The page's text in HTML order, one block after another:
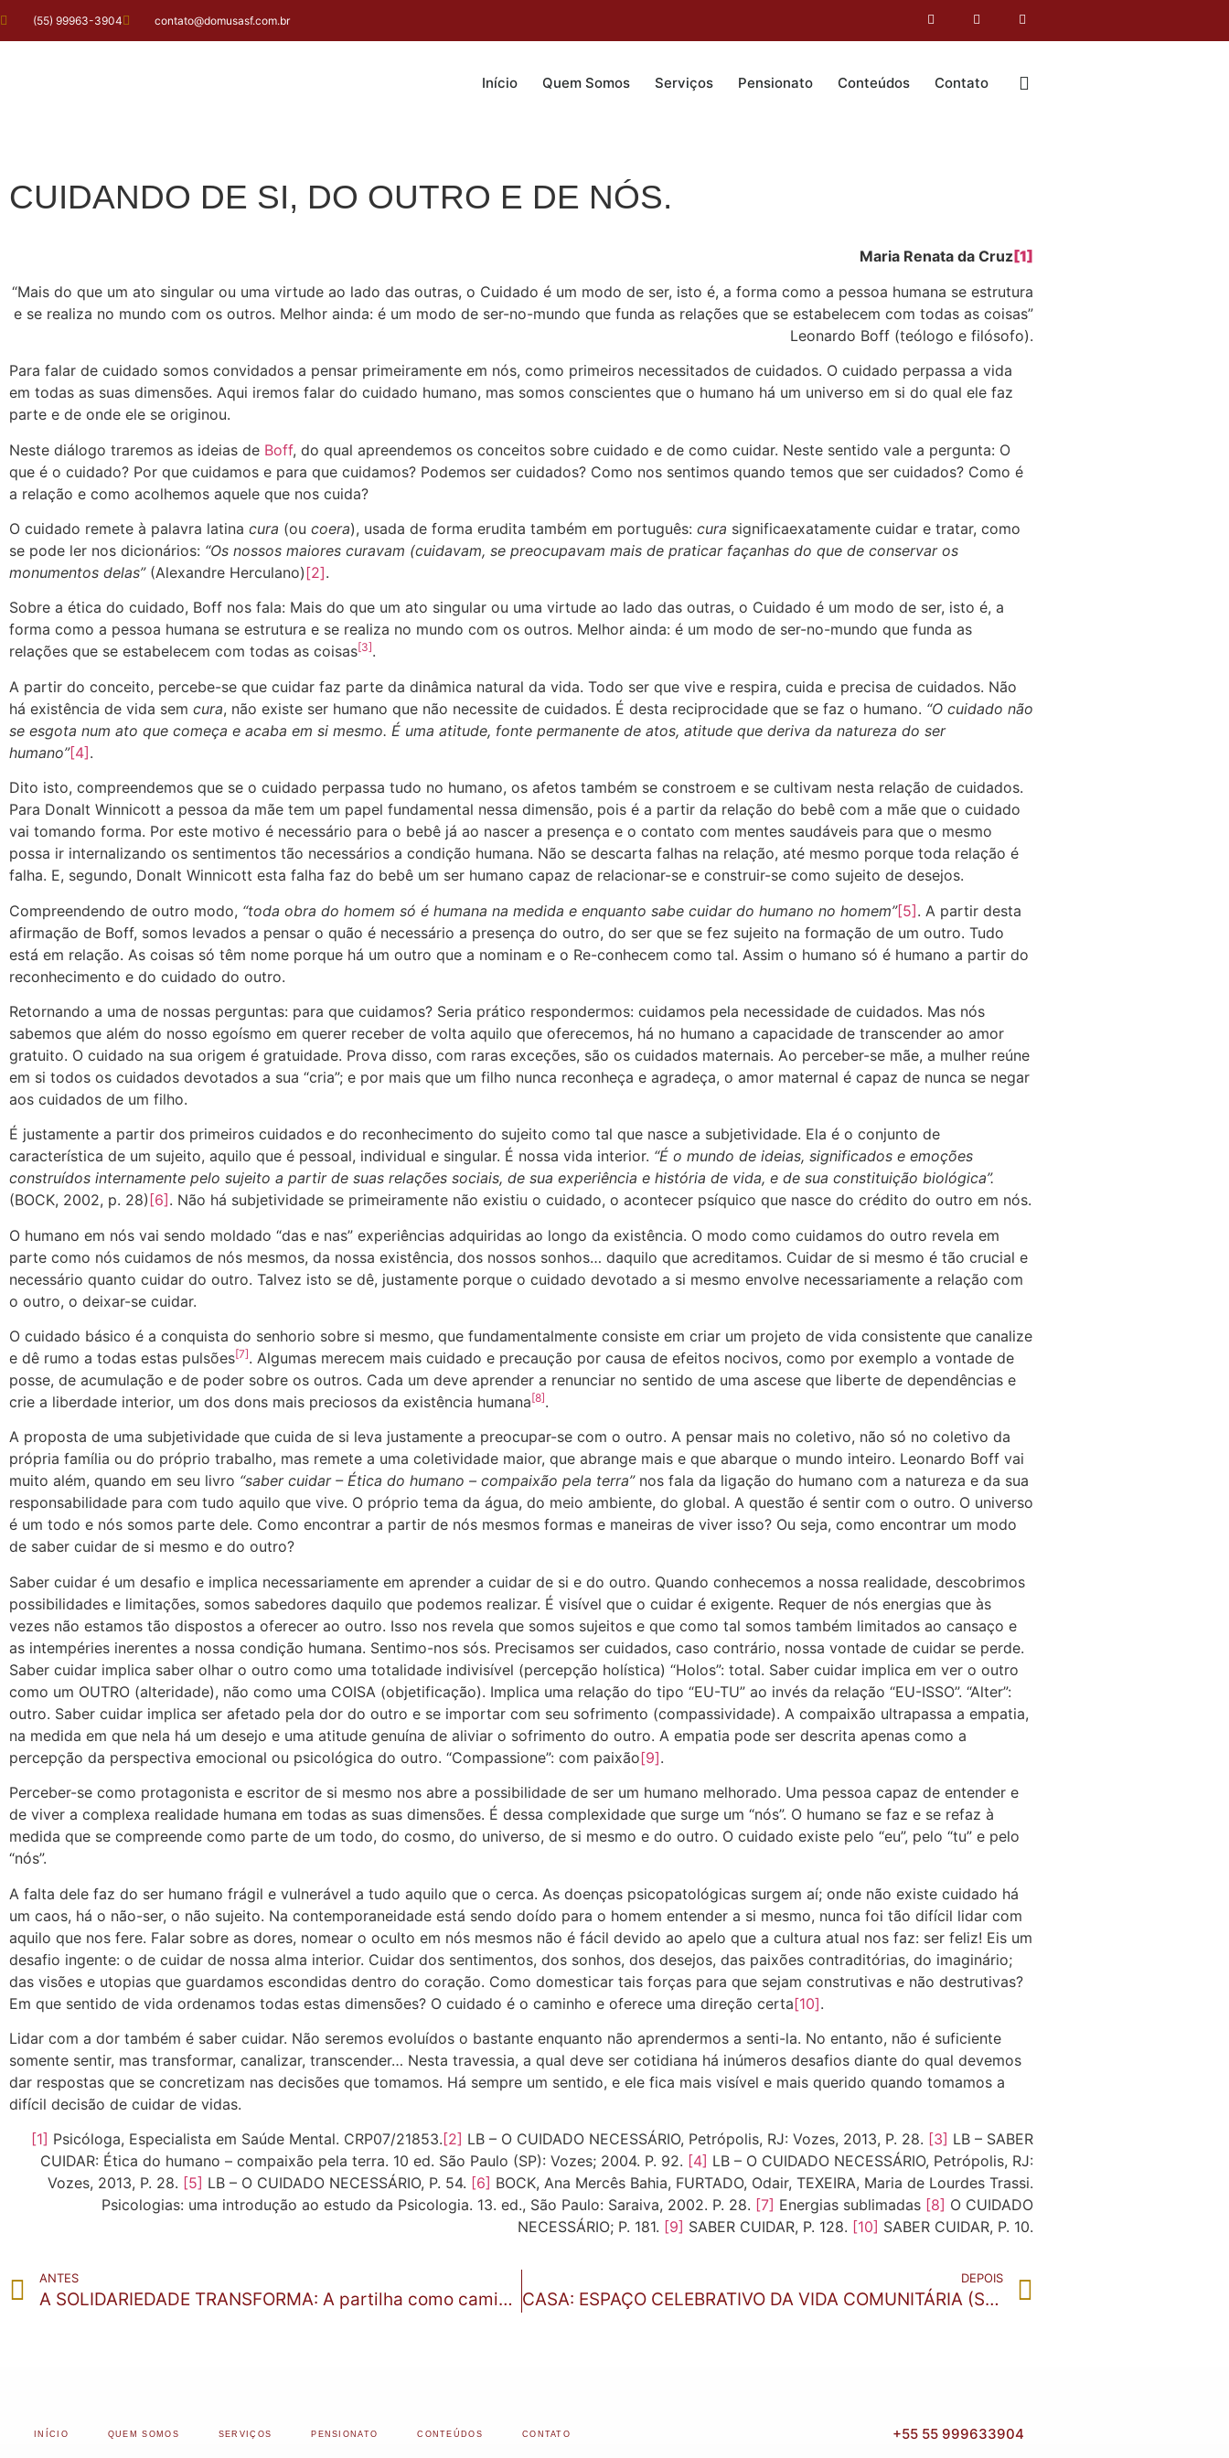
(55) 99963-3904 contato@domusasf.com.br
Início Quem Somos Serviços Pensionato Conteúdos Contato
CUIDANDO DE SI, DO OUTRO E DE NÓS.
Maria Renata da Cruz [1]
“Mais do que um ato singular ou uma virtude ao lado das outras, o Cuidado é um modo de ser, isto é, a forma como a pessoa humana se estrutura
e se realiza no mundo com os outros. Melhor ainda: é um modo de ser-no-mundo que funda as relações que se estabelecem com todas as coisas”
Leonardo Boff (teólogo e filósofo).
Para falar de cuidado somos convidados a pensar primeiramente em nós, como primeiros necessitados de cuidados. O cuidado perpassa a vida
em todas as suas dimensões. Aqui iremos falar do cuidado humano, mas somos conscientes que o humano há um universo em si do qual ele faz
parte e de onde ele se originou.
Neste diálogo traremos as ideias de Boff, do qual apreendemos os conceitos sobre cuidado e de como cuidar. Neste sentido vale a pergunta: O
que é o cuidado? Por que cuidamos e para que cuidamos? Podemos ser cuidados? Como nos sentimos quando temos que ser cuidados? Como é
a relação e como acolhemos aquele que nos cuida?
O cuidado remete à palavra latina cura (ou coera), usada de forma erudita também em português: cura significaexatamente cuidar e tratar, como
se pode ler nos dicionários: “Os nossos maiores curavam (cuidavam, se preocupavam mais de praticar façanhas do que de conservar os
monumentos delas”(Alexandre Herculano)[2].
Sobre a ética do cuidado, Boff nos fala: Mais do que um ato singular ou uma virtude ao lado das outras, o Cuidado é um modo de ser, isto é, a
forma como a pessoa humana se estrutura e se realiza no mundo com os outros. Melhor ainda: é um modo de ser-no-mundo que funda as
relações que se estabelecem com todas as coisas[3].
A partir do conceito, percebe-se que cuidar faz parte da dinâmica natural da vida. Todo ser que vive e respira, cuida e precisa de cuidados. Não
há existência de vida sem cura, não existe ser humano que não necessite de cuidados. É desta reciprocidade que se faz o humano. “O cuidado não
se esgota num ato que começa e acaba em si mesmo. É uma atitude, fonte permanente de atos, atitude que deriva da natureza do ser
humano”[4].
Dito isto, compreendemos que se o cuidado perpassa tudo no humano, os afetos também se constroem e se cultivam nesta relação de cuidados.
Para Donalt Winnicott a pessoa da mãe tem um papel fundamental nessa dimensão, pois é a partir da relação do bebê com a mãe que o cuidado
vai tomando forma. Por este motivo é necessário para o bebê já ao nascer a presença e o contato com mentes saudáveis para que o mesmo
possa ir internalizando os sentimentos tão necessários a condição humana. Não se descarta falhas na relação, até mesmo porque toda relação é
falha. E, segundo, Donalt Winnicott esta falha faz do bebê um ser humano capaz de relacionar-se e construir-se como sujeito de desejos.
Compreendendo de outro modo, “toda obra do homem só é humana na medida e enquanto sabe cuidar do humano no homem”[5]. A partir desta
afirmação de Boff, somos levados a pensar o quão é necessário a presença do outro, do ser que se fez sujeito na formação de um outro. Tudo
está em relação. As coisas só têm nome porque há um outro que a nominam e o Re-conhecem como tal. Assim o humano só é humano a partir do
reconhecimento e do cuidado do outro.
Retornando a uma de nossas perguntas: para que cuidamos? Seria prático respondermos: cuidamos pela necessidade de cuidados. Mas nós
sabemos que além do nosso egoísmo em querer receber de volta aquilo que oferecemos, há no humano a capacidade de transcender ao amor
gratuito. O cuidado na sua origem é gratuidade. Prova disso, com raras exceções, são os cuidados maternais. Ao perceber-se mãe, a mulher reúne
em si todos os cuidados devotados a sua “cria”; e por mais que um filho nunca reconheça e agradeça, o amor maternal é capaz de nunca se negar
aos cuidados de um filho.
É justamente a partir dos primeiros cuidados e do reconhecimento do sujeito como tal que nasce a subjetividade. Ela é o conjunto de
característica de um sujeito, aquilo que é pessoal, individual e singular. É nossa vida interior. “É o mundo de ideias, significados e emoções
construídos internamente pelo sujeito a partir de suas relações sociais, de sua experiência e história de vida, e de sua constituição biológica”.
(BOCK, 2002, p. 28) [6] . Não há subjetividade se primeiramente não existiu o cuidado, o acontecer psíquico que nasce do crédito do outro em nós.
O humano em nós vai sendo moldado “das e nas” experiências adquiridas ao longo da existência. O modo como cuidamos do outro revela em
parte como nós cuidamos de nós mesmos, da nossa existência, dos nossos sonhos… daquilo que acreditamos. Cuidar de si mesmo é tão crucial e
necessário quanto cuidar do outro. Talvez isto se dê, justamente porque o cuidado devotado a si mesmo envolve necessariamente a relação com
o outro, o deixar-se cuidar.
O cuidado básico é a conquista do senhorio sobre si mesmo, que fundamentalmente consiste em criar um projeto de vida consistente que canalize
e dê rumo a todas estas pulsões[7]. Algumas merecem mais cuidado e precaução por causa de efeitos nocivos, como por exemplo a vontade de
posse, de acumulação e de poder sobre os outros. Cada um deve aprender a renunciar no sentido de uma ascese que liberte de dependências e
crie a liberdade interior, um dos dons mais preciosos da existência humana[8].
A proposta de uma subjetividade que cuida de si leva justamente a preocupar-se com o outro. A pensar mais no coletivo, não só no coletivo da
própria família ou do próprio trabalho, mas remete a uma coletividade maior, que abrange mais e que abarque o mundo inteiro. Leonardo Boff vai
muito além, quando em seu livro “saber cuidar – Ética do humano – compaixão pela terra”nos fala da ligação do humano com a natureza e da sua
responsabilidade para com tudo aquilo que vive. O próprio tema da água, do meio ambiente, do global. A questão é sentir com o outro. O universo
é um todo e nós somos parte dele. Como encontrar a partir de nós mesmos formas e maneiras de viver isso? Ou seja, como encontrar um modo
de saber cuidar de si mesmo e do outro?
Saber cuidar é um desafio e implica necessariamente em aprender a cuidar de si e do outro. Quando conhecemos a nossa realidade, descobrimos
possibilidades e limitações, somos sabedores daquilo que podemos realizar. É visível que o cuidar é exigente. Requer de nós energias que às
vezes não estamos tão dispostos a oferecer ao outro. Isso nos revela que somos sujeitos e que como tal somos também limitados ao cansaço e
as intempéries inerentes a nossa condição humana. Sentimo-nos sós. Precisamos ser cuidados, caso contrário, nossa vontade de cuidar se perde.
Saber cuidar implica saber olhar o outro como uma totalidade indivisível (percepção holística) “Holos”: total. Saber cuidar implica em ver o outro
como um OUTRO (alteridade), não como uma COISA (objetificação). Implica uma relação do tipo “EU-TU” ao invés da relação “EU-ISSO”. “Alter”:
outro. Saber cuidar implica ser afetado pela dor do outro e se importar com seu sofrimento (compassividade). A compaixão ultrapassa a empatia,
na medida em que nela há um desejo e uma atitude genuína de aliviar o sofrimento do outro. A empatia pode ser descrita apenas como a
percepção da perspectiva emocional ou psicológica do outro. “Compassione”: com paixão[9].
Perceber-se como protagonista e escritor de si mesmo nos abre a possibilidade de ser um humano melhorado. Uma pessoa capaz de entender e
de viver a complexa realidade humana em todas as suas dimensões. É dessa complexidade que surge um “nós”. O humano se faz e se refaz à
medida que se compreende como parte de um todo, do cosmo, do universo, de si mesmo e do outro. O cuidado existe pelo “eu”, pelo “tu” e pelo
“nós”.
A falta dele faz do ser humano frágil e vulnerável a tudo aquilo que o cerca. As doenças psicopatológicas surgem aí; onde não existe cuidado há
um caos, há o não-ser, o não sujeito. Na contemporaneidade está sendo doído para o homem entender a si mesmo, nunca foi tão difícil lidar com
aquilo que nos fere. Falar sobre as dores, nomear o oculto em nós mesmos não é fácil devido ao apelo que a cultura atual nos faz: ser feliz! Eis um
desafio ingente: o de cuidar de nossa alma interior. Cuidar dos sentimentos, dos sonhos, dos desejos, das paixões contraditórias, do imaginário;
das visões e utopias que guardamos escondidas dentro do coração. Como domesticar tais forças para que sejam construtivas e não destrutivas?
Em que sentido de vida ordenamos todas estas dimensões? O cuidado é o caminho e oferece uma direção certa[10].
Lidar com a dor também é saber cuidar. Não seremos evoluídos o bastante enquanto não aprendermos a senti-la. No entanto, não é suficiente
somente sentir, mas transformar, canalizar, transcender… Nesta travessia, a qual deve ser cotidiana há inúmeros desafios diante do qual devemos
dar respostas que se concretizam nas decisões que tomamos. Há sempre um sentido, e ele fica mais visível e mais querido quando tomamos a
difícil decisão de cuidar de vidas.
[1] Psicóloga, Especialista em Saúde Mental. CRP07/21853. [2] LB – O CUIDADO NECESSÁRIO, Petrópolis, RJ: Vozes, 2013, P. 28. [3] LB – SABER
CUIDAR: Ética do humano – compaixão pela terra. 10 ed. São Paulo (SP): Vozes; 2004. P. 92. [4] LB – O CUIDADO NECESSÁRIO, Petrópolis, RJ:
Vozes, 2013, P. 28. [5] LB – O CUIDADO NECESSÁRIO, P. 54. [6] BOCK, Ana Mercês Bahia, FURTADO, Odair, TEXEIRA, Maria de Lourdes Trassi.
Psicologias: uma introdução ao estudo da Psicologia. 13. ed., São Paulo: Saraiva, 2002. P. 28. [7] Energias sublimadas [8] O CUIDADO
NECESSÁRIO; P. 181. [9] SABER CUIDAR, P. 128. [10] SABER CUIDAR, P. 10.
ANTES
A SOLIDARIEDADE TRANSFORMA: A partilha como caminho necessário para a promoção da vida
DEPOIS
CASA: ESPAÇO CELEBRATIVO DA VIDA COMUNITÁRIA (Sl 133,1)
INÍCIO QUEM SOMOS SERVIÇOS PENSIONATO CONTEÚDOS CONTATO +55 55 999633904